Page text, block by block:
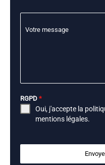
Votre message
RGPD *
Oui, j'accepte la
mentions légales.